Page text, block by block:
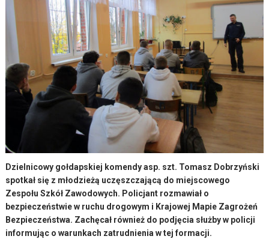
Dzielnicowy gołdapskiej komendy asp. szt. Tomasz Dobrzyński
spotkał się z młodzieżą uczęszczającą do miejscowego
Zespołu Szkół Zawodowych. Policjant rozmawiał o
bezpieczeństwie w ruchu drogowym i Krajowej Mapie Zagrożeń
Bezpieczeństwa. Zachęcał również do podjęcia służby w policji
informując o warunkach zatrudnienia w tej formacji.